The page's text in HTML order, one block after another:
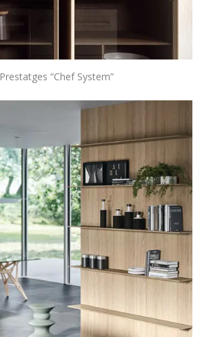
Prestatges “Chef System”